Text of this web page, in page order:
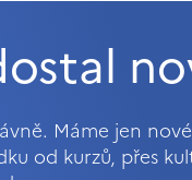
Máme jen
od kurzů, přes